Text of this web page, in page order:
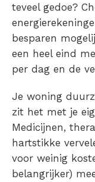
teveel gedoe?
besparen
een heel eind
per dag en de
Je woning
zit het met je
Medicijnen,
hartstikke
voor weinig
belangrijker)